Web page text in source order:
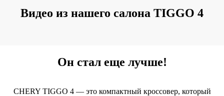
Видео из нашего салона TIGGO 4
Он стал еще лучше!
CHERY TIGGO 4 — это компактный кроссовер, который